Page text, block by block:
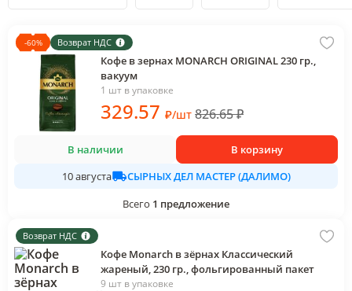
-60% Возврат НДС
Кофе в зернах MONARCH ORIGINAL 230 гр.,
вакуум
1 шт в упаковке
329.57 ₽/шт 826.65₽
В наличии
В корзину
10 августа
СЫРНЫХ ДЕЛ МАСТЕР (ДАЛИМО)
Всего 1 предложение
Возврат НДС
Кофе Monarch в зёрнах Классический
жареный, 230 гр., фольгированный пакет
9 шт в упаковке